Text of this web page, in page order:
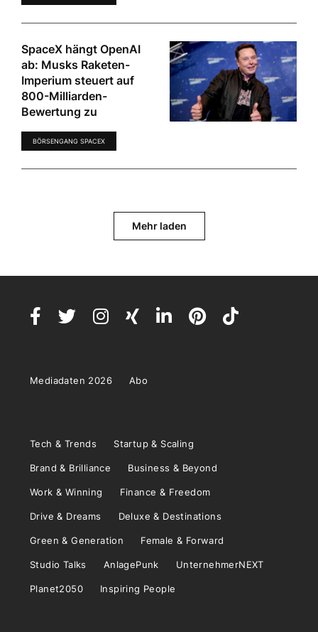
SpaceX hängt OpenAI
ab: Musks Raketen-
Imperium steuert auf
800-Milliarden-
Bewertung zu
BÖRSENGANG SPACEX
Mehr laden
Mediadaten 2026 Abo
Tech & Trends Startup & Scaling
Brand & Brilliance Business & Beyond
Work & Winning Finance & Freedom
Drive & Dreams Deluxe & Destinations
Green & Generation Female & Forward
Studio Talks AnlagePunk UnternehmerNEXT
Planet2050 Inspiring People